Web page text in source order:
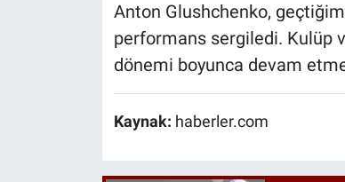
Anton Glushchenko,
performans sergiledi. Kulüp
dönemi boyunca devam
Kaynak: haberler.com